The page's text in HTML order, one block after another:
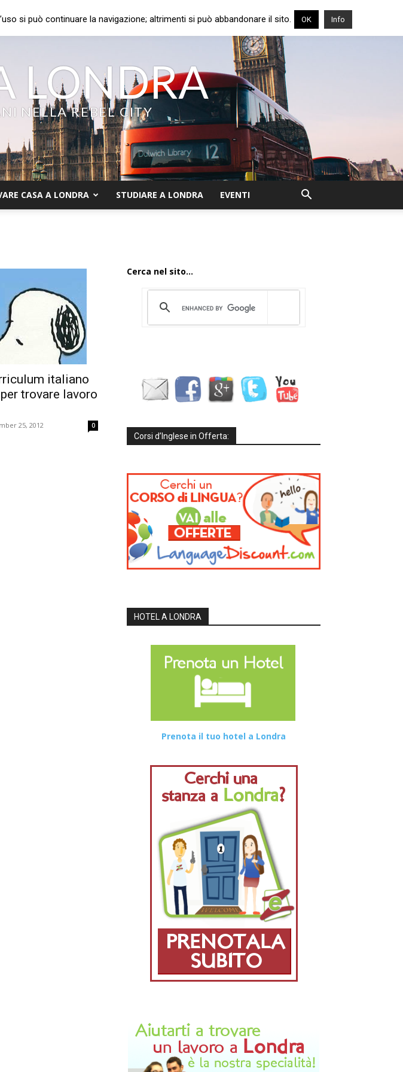
LONDRA
NELLA REBEL CITY
CASA A LONDRA STUDIARE A LONDRA EVENTI
italiano
trovare lavoro
25, 2012 0
Cerca nel sito...
Corsi d’Inglese in Offerta:
HOTEL A LONDRA
Prenota il tuo hotel a Londra
si può continuare la navigazione; altrimenti si può abbandonare il sito. OK Info